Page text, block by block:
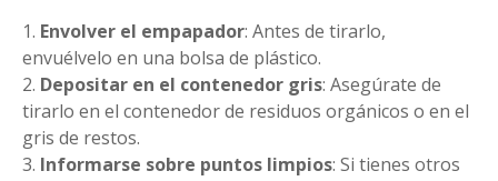
1. Envolver el empapador: Antes de tirarlo,
envuélvelo en una bolsa de plástico.
2. Depositar en el contenedor gris: Asegúrate de
tirarlo en el contenedor de residuos orgánicos o en el
gris de restos.
3. Informarse sobre puntos limpios: Si tienes otros